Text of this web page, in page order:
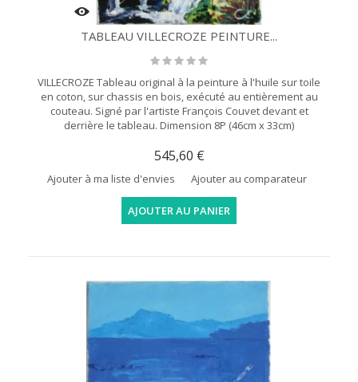
TABLEAU VILLECROZE PEINTURE...
VILLECROZE Tableau original à la peinture à l'huile sur toile
en coton, sur chassis en bois, exécuté au entièrement au
couteau. Signé par l'artiste François Couvet devant et
derrière le tableau. Dimension 8P (46cm x 33cm)
545,60 €
Ajouter à ma liste d'envies Ajouter au comparateur
AJOUTER AU PANIER